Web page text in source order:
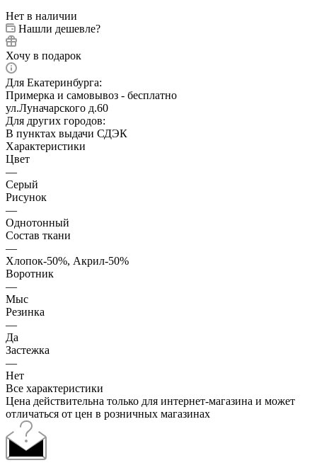
Нет в наличии
Нашли дешевле?
Хочу в подарок
Для Екатеринбурга:
Примерка и самовывоз - бесплатно
ул.Луначарского д.60
Для других городов:
В пунктах выдачи СДЭК
Характеристики
Цвет
—
Серый
Рисунок
—
Однотонный
Состав ткани
—
Хлопок-50%, Акрил-50%
Воротник
—
Мыс
Резинка
—
Да
Застежка
—
Нет
Все характеристики
Цена действительна только для интернет-магазина и может
отличаться от цен в розничных магазинах